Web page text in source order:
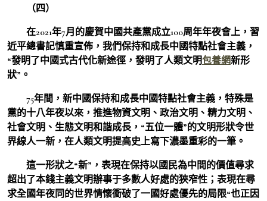
（四）
在2021年7月的慶賀中國共產黨成立100周年年夜會上，習
近平總書記慎重宣佈，我們保持和成長中國特點社會主義，
“發明了中國式古代化新途徑，發明了人類文明包養網新形
狀”。
75年間，新中國保持和成長中國特點社會主義，特殊是
黨的十八年夜以來，推進物資文明、政治文明、精力文明、
社會文明、生態文明和諧成長，“五位一體”的文明形狀令世
界線人一新，在人類文明提高史上寫下濃墨重彩的一筆。
這一形狀之“新”，表現在保持以國民為中間的價值尋求
超出了本錢主義文明辦事于多數人好處的狹窄性；表現在尋
求全國年夜同的世界情懷衝破了一國好處優先的局限“也正因